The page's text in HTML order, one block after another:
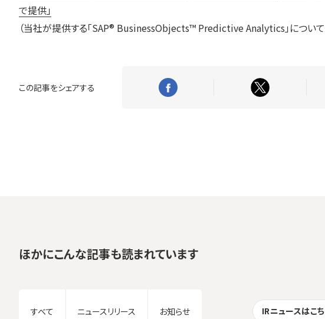
で提供」
（当社が提供する「SAP® BusinessObjects™ Predictive Analytics」について
この記事をシェアする
ほかにこんな記事も読まれています
すべて ニュースリリース お知らせ IRニュースはこ